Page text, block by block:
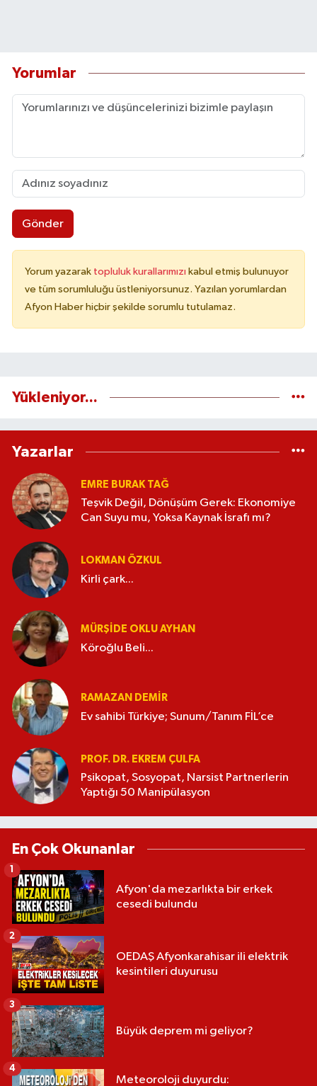
Yorumlar
Gönder
Yorum yazarak topluluk kurallarımızı kabul etmiş bulunuyor
ve tüm sorumluluğu üstleniyorsunuz. Yazılan yorumlardan
Afyon Haber hiçbir şekilde sorumlu tutulamaz.
Yükleniyor...
Yazarlar
EMRE BURAK TAĞ
Teşvik Değil, Dönüşüm Gerek: Ekonomiye
Can Suyu mu, Yoksa Kaynak İsrafı mı?
LOKMAN ÖZKUL
Kirli çark...
MÜRŞIDE OKLU AYHAN
Köroğlu Beli...
RAMAZAN DEMİR
Ev sahibi Türkiye; Sunum/Tanım FİL’ce
PROF. DR. EKREM ÇULFA
Psikopat, Sosyopat, Narsist Partnerlerin
Yaptığı 50 Manipülasyon
En Çok Okunanlar
Afyon'da mezarlıkta bir erkek
cesedi bulundu
1
OEDAŞ Afyonkarahisar ili elektrik
kesintileri duyurusu
2
Büyük deprem mi geliyor?
3
Meteoroloji duyurdu:
4